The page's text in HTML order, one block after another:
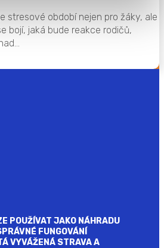
stresové období nejen pro žáky, ale
bojí, jaká bude reakce rodičů,
POUŽÍVAT JAKO NÁHRADU
FUNGOVÁNÍ
VYVÁŽENÁ STRAVA A